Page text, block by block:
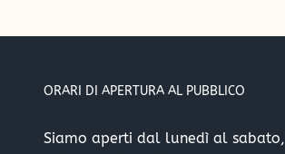
ORARI DI APERTURA AL PUBBLICO
Siamo aperti dal lunedì al sabato,